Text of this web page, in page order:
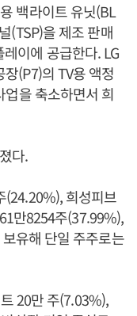
백라이트 유닛(BL
(TSP)을 제조 판매
이에 공급한다. LG
(P7)의 TV용 액정
업을 축소하면서 희
다.
(24.20%), 희성피브
만8254주(37.99%),
유해 단일 주주로는
20만 주(7.03%),